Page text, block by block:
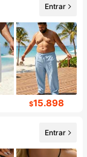
Entrar
$15.898
Entrar